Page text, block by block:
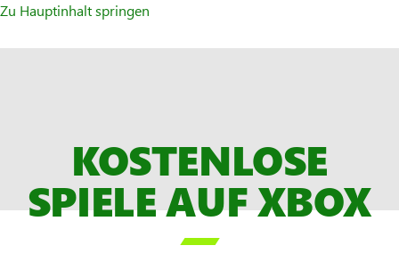
Zu Hauptinhalt springen
KOSTENLOSE
SPIELE AUF XBOX
